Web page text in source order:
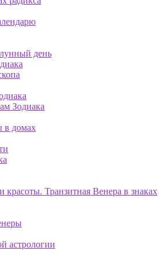
день
Зодиака
в домах
Транзитная Венера в знаках
астрологии